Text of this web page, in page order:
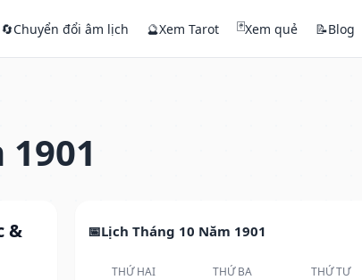
🔄Chuyển đổi âm lịch 🔮Xem Tarot 🃏Xem quẻ 📝Blog
&
Lịch Tháng 10 Năm 1901
THỨ HAI THỨ BA THỨ TƯ